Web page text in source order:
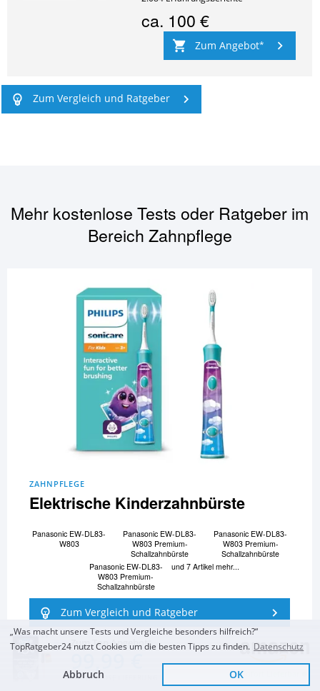
Zum Top Angebot
KOSTENLOSE LIEFERUNG Sofort Lieferbar
ca. 100 €
Zum Angebot
Zum Vergleich und Ratgeber
Mehr kostenlose Tests oder Ratgeber im
Bereich Zahnpflege
ZAHNPFLEGE
Elektrische Kinderzahnbürste
Panasonic EW-DL83-
W803
Panasonic EW-DL83-
W803 Premium-
Schallzahnbürste
Panasonic EW-DL83-
W803 Premium-
Schallzahnbürste
Panasonic EW-DL83-
W803 Premium-
Schallzahnbürste
und 7 Artikel mehr...
Zum Vergleich und Ratgeber
„Was macht unsere Tests und Vergleiche besonders hilfreich?“
TopRatgeber24 nutzt Cookies um die besten Tipps zu finden. Datenschutz
Abbruch OK